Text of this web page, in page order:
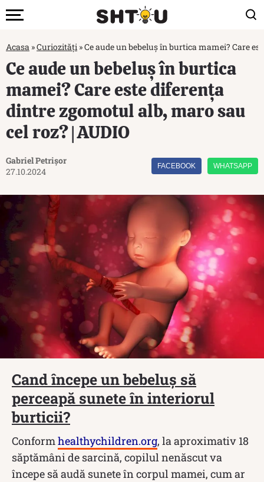
Acasa »Curiozități »Ce aude un bebeluș în burtica mamei? Care
Ce aude un bebeluș în burtica
mamei? Care este diferența
dintre zgomotul alb, maro sau
cel roz? | AUDIO
Gabriel Petrișor
27.10.2024
FACEBOOK WHATSAPP
Cand începe un bebeluș să
perceapă sunete în interiorul
burticii?
Conformhealthychildren.org, la aproximativ 18
săptămâni de sarcină, copilul nenăscut va
începe să audă sunete în corpul mamei, cum ar